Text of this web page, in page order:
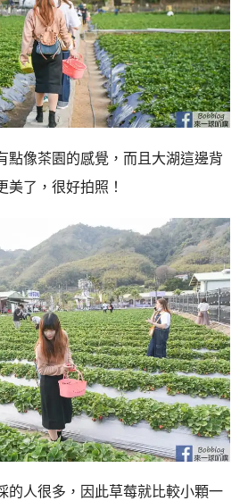
點像茶園的感覺，而且大湖這邊背
美了，很好拍照！
的人很多，因此草莓就比較小顆一